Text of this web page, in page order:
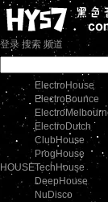
登录 搜索 频道
HOUSE
ElectroHouse
ElectroBounce
ElectroDutch
ClubHouse
ProgHouse
TechHouse
DeepHouse
NuDisco